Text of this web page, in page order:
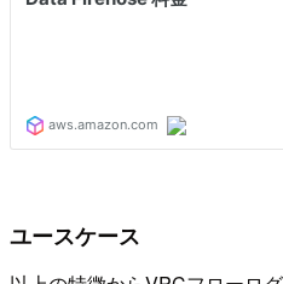
ユースケース